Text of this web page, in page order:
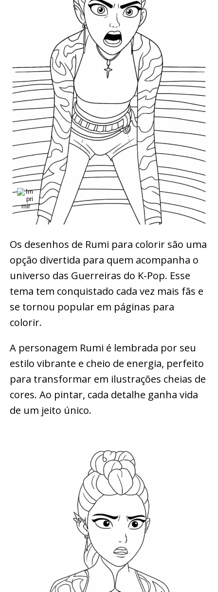
Os desenhos de Rumi para colorir são uma
opção divertida para quem acompanha o
universo das Guerreiras do K-Pop. Esse
tema tem conquistado cada vez mais fãs e
se tornou popular em páginas para
colorir.
A personagem Rumi é lembrada por seu
estilo vibrante e cheio de energia, perfeito
para transformar em ilustrações cheias de
cores. Ao pintar, cada detalhe ganha vida
de um jeito único.